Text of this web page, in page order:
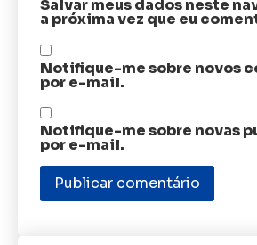
Salvar meus dados neste
a próxima vez que eu
Notifique-me sobre novos
por e-mail.
Notifique-me sobre novas
por e-mail.